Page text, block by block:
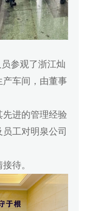
参观了浙江灿
车间，由董事
进的管理经验
工对明泉公司
待。